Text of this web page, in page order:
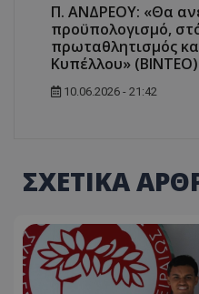
Π. ΑΝΔΡΕΟΥ: «Θα
προϋπολογισμό,
πρωταθλητισμός
Κυπέλλου» (ΒΙΝΤΕΟ)
10.06.2026 - 21:42
ΣΧΕΤΙΚΑ